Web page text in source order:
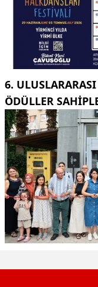
6.
ÖDÜLLER